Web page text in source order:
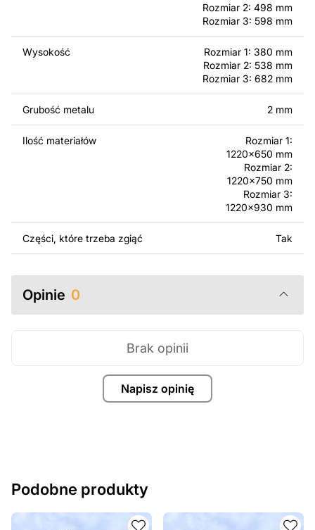
jednak pamiętać, że odsprzedaż lub udostępnianie
oryginalnych bądź zmodyfikowanych plików jest
surowo zabronione.
Za dodatkową opłatą możemy dostosować projekt
poprzez dodanie tekstu, obrazów lub logo Twojej firmy
potrzeb. Jeśli potrzebujesz indywidualnego projektu
Jeśli masz jakiekolwiek pytania lub potrzebujesz
pomocy, skontaktuj się z nami w dowolnym momencie –
Rozmiar 2: 498 mm
Rozmiar 3: 598 mm
Wysokość
Rozmiar 1: 380 mm
Rozmiar 2: 538 mm
Rozmiar 3: 682 mm
Grubość metalu 2 mm
Ilość materiałów
Rozmiar 1:
1220x650 mm
Rozmiar 2:
1220x750 mm
Rozmiar 3:
1220x930 mm
Części, które trzeba zgiąć Tak
Opinie 0
Napisz opinię
Brak opinii
Podobne produkty